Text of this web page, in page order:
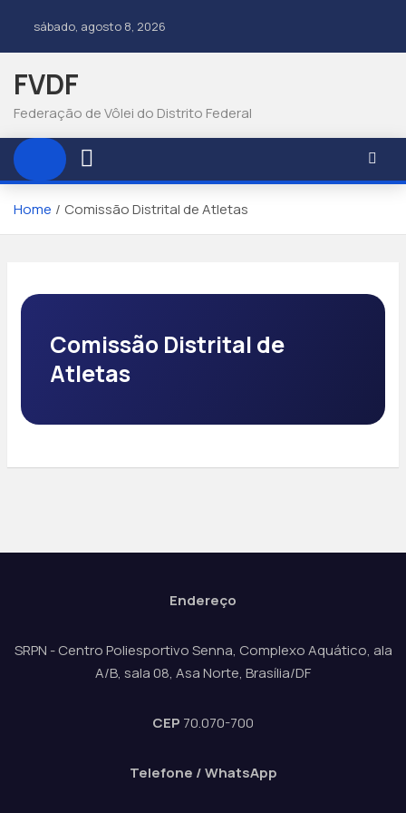
sábado, agosto 8, 2026
FVDF
Federação de Vôlei do Distrito Federal
Home Comissão Distrital de Atletas
Comissão Distrital de
Atletas
Endereço
SRPN - Centro Poliesportivo Senna, Complexo Aquático, ala
A/B, sala 08, Asa Norte, Brasília/DF
CEP 70.070-700
Telefone / WhatsApp